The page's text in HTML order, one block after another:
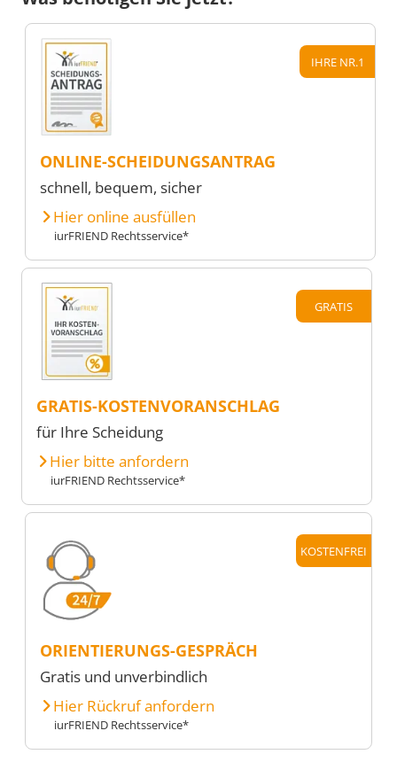
IHRE NR.1
ONLINE-SCHEIDUNGSANTRAG
schnell, bequem, sicher
Hier online ausfüllen
iurFRIEND Rechtsservice*
GRATIS
GRATIS-KOSTENVORANSCHLAG
für Ihre Scheidung
Hier bitte anfordern
iurFRIEND Rechtsservice*
KOSTENFREI
ORIENTIERUNGS-GESPRÄCH
Gratis und unverbindlich
Hier Rückruf anfordern
iurFRIEND Rechtsservice*